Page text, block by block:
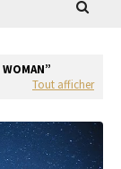
Tout afficher